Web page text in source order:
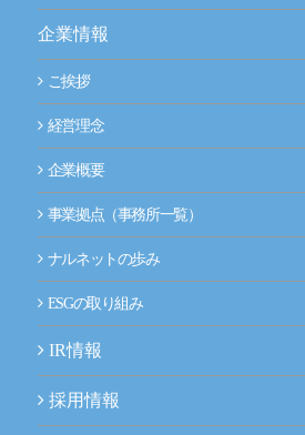
企業情報
ご挨拶
経営理念
企業概要
事業拠点（事務所一覧）
ナルネットの歩み
ESGの取り組み
IR情報
採用情報